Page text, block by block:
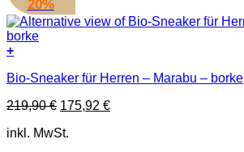
20%
+
Produkt
mehrere
auf.
Bio-Sneaker für Herren – Marabu – borke
219,90€ Ursprünglicher
war:
175,92 €Aktueller
inkl. MwSt.